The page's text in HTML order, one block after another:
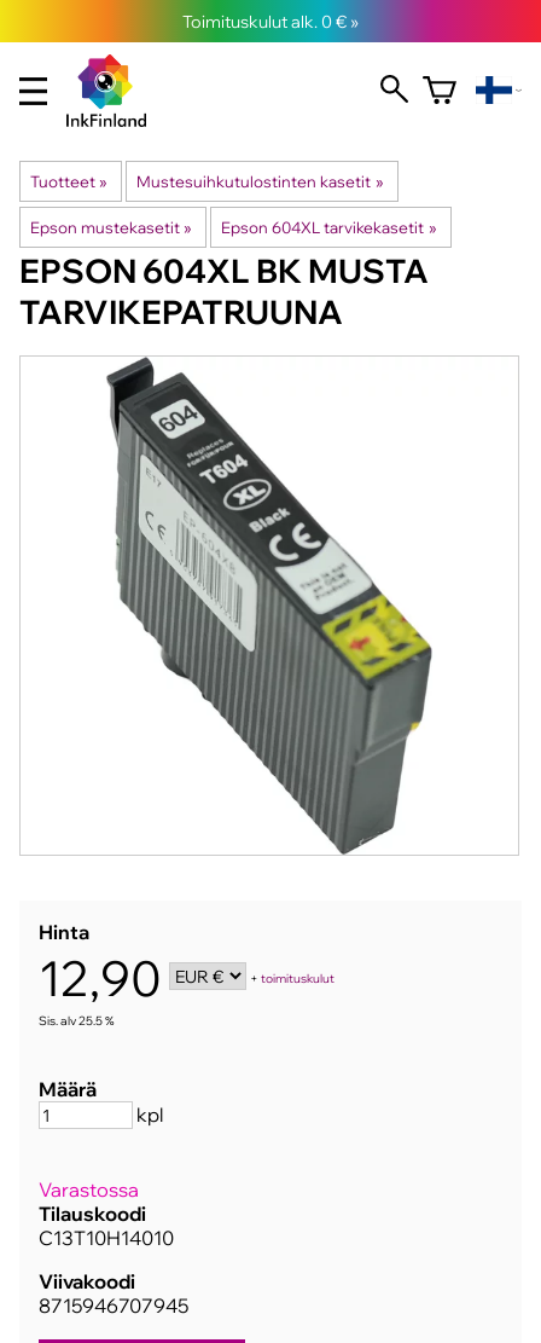
Toimituskulut alk. 0 € »
Tuotteet ‪» Mustesuihkutulostinten kasetit ‪»
Epson mustekasetit ‪» Epson 604XL tarvikekasetit ‪»
EPSON 604XL BK MUSTA
TARVIKEPATRUUNA
Hinta
12,90 +toimituskulut
Sis. alv 25.5 %
Määrä
kpl
Varastossa
Tilauskoodi
C13T10H14010
Viivakoodi
8715946707945